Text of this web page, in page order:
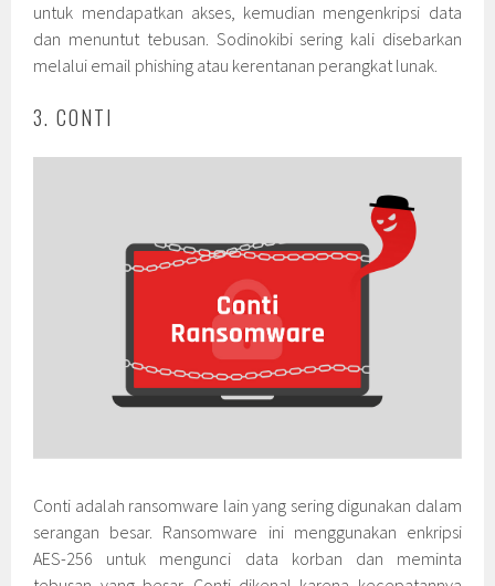
untuk mendapatkan akses, kemudian mengenkripsi data
dan menuntut tebusan. Sodinokibi sering kali disebarkan
melalui email phishing atau kerentanan perangkat lunak.
3. CONTI
Conti adalah ransomware lain yang sering digunakan dalam
serangan besar. Ransomware ini menggunakan enkripsi
AES-256 untuk mengunci data korban dan meminta